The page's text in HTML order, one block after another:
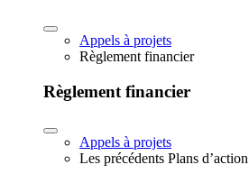
Appels à projets
Règlement financier
Règlement financier
Appels à projets
Les précédents Plans d’action